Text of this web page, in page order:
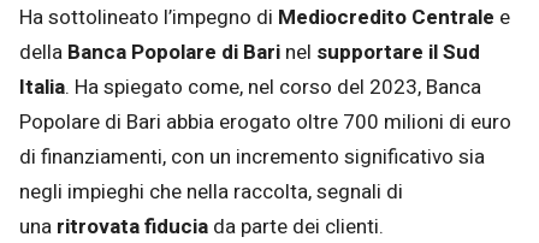
Ha sottolineato l’impegno di Mediocredito Centrale e
della Banca Popolare di Bari nel supportare il Sud
Italia. Ha spiegato come, nel corso del 2023, Banca
Popolare di Bari abbia erogato oltre 700 milioni di euro
di finanziamenti, con un incremento significativo sia
negli impieghi che nella raccolta, segnali di
una ritrovata fiducia da parte dei clienti.